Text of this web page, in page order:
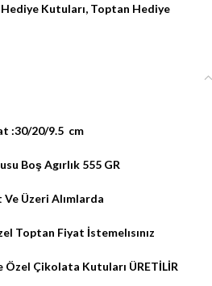
Kutuları, Toptan Hediye
:30/20/9.5 cm
Boş Agırlık 555 GR
Ve Üzeri Alımlarda
Toptan Fiyat İstemelısınız
Özel Çikolata Kutuları ÜRETİLİR